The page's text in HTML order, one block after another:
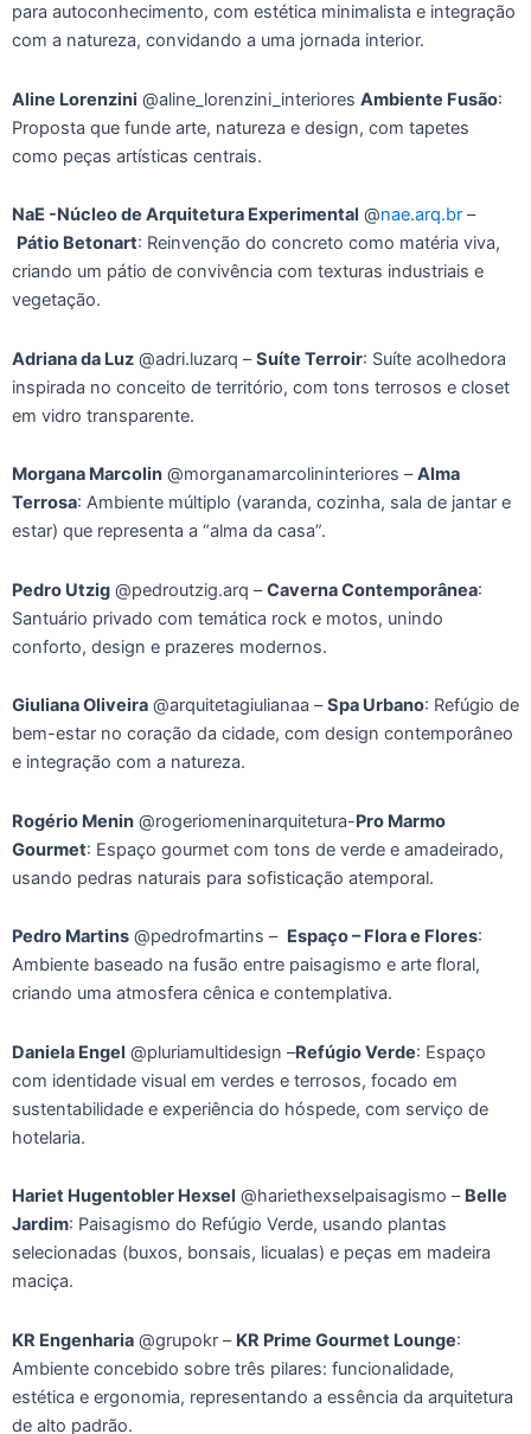
para autoconhecimento, com estética minimalista e integração
com a natureza, convidando a uma jornada interior.
Aline Lorenzini @aline_lorenzini_interiores Ambiente Fusão:
Proposta que funde arte, natureza e design, com tapetes
como peças artísticas centrais.
NaE -Núcleo de Arquitetura Experimental @nae.arq.br –
Pátio Betonart: Reinvenção do concreto como matéria viva,
criando um pátio de convivência com texturas industriais e
vegetação.
Adriana da Luz @adri.luzarq –Suíte Terroir: Suíte acolhedora
inspirada no conceito de território, com tons terrosos e closet
em vidro transparente.
Morgana Marcolin @morganamarcolininteriores –Alma
Terrosa: Ambiente múltiplo (varanda, cozinha, sala de jantar e
estar) que representa a “alma da casa”.
Pedro Utzig @pedroutzig.arq –Caverna Contemporânea:
Santuário privado com temática rock e motos, unindo
conforto, design e prazeres modernos.
Giuliana Oliveira @arquitetagiulianaa –Spa Urbano: Refúgio de
bem-estar no coração da cidade, com design contemporâneo
e integração com a natureza.
Rogério Menin @rogeriomeninarquitetura-Pro Marmo
Gourmet: Espaço gourmet com tons de verde e amadeirado,
usando pedras naturais para sofisticação atemporal.
Pedro Martins @pedrofmartins – Espaço – Flora e Flores:
Ambiente baseado na fusão entre paisagismo e arte floral,
criando uma atmosfera cênica e contemplativa.
Daniela Engel @pluriamultidesign –Refúgio Verde: Espaço
com identidade visual em verdes e terrosos, focado em
sustentabilidade e experiência do hóspede, com serviço de
hotelaria.
Hariet Hugentobler Hexsel @hariethexselpaisagismo – Belle
Jardim: Paisagismo do Refúgio Verde, usando plantas
selecionadas (buxos, bonsais, licualas) e peças em madeira
maciça.
KR Engenharia @grupokr – KR Prime Gourmet Lounge:
Ambiente concebido sobre três pilares: funcionalidade,
estética e ergonomia, representando a essência da arquitetura
de alto padrão.